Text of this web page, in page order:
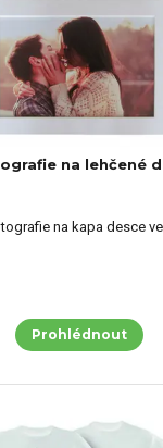
na lehčené
na kapa desce
Prohlédnout